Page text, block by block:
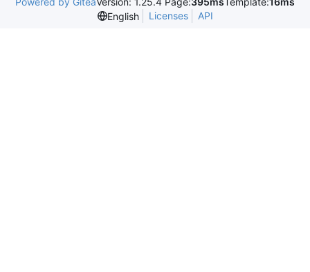
English
Licenses API